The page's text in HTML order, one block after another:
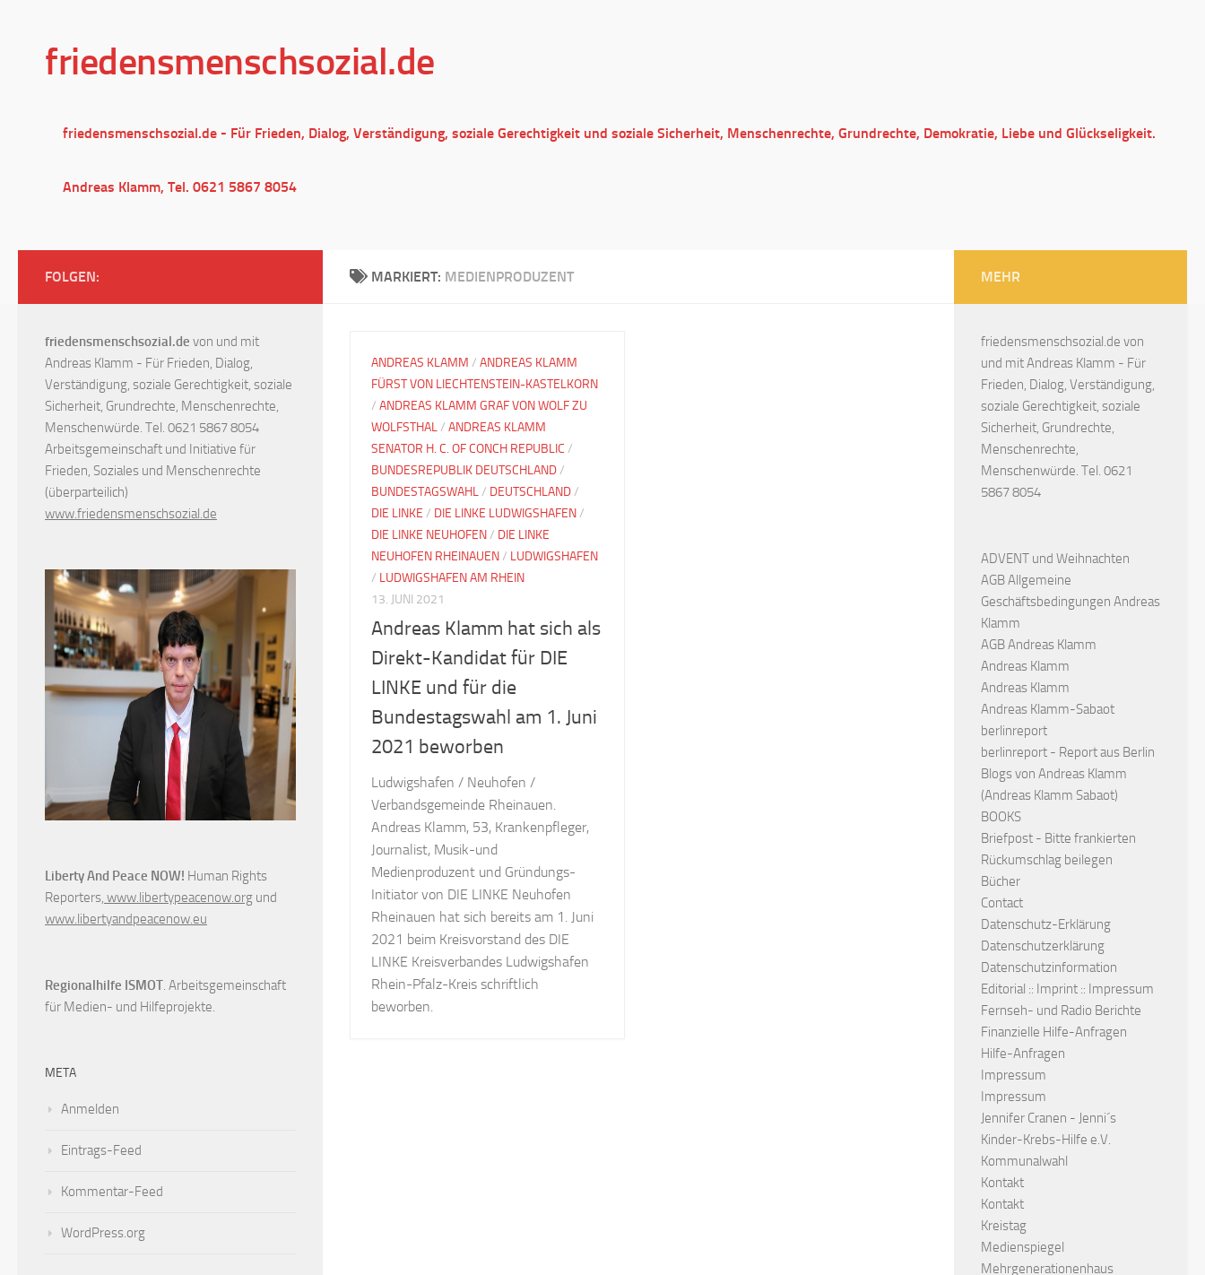
friedensmenschsozial.de
friedensmenschsozial.de - Für Frieden, Dialog, Verständigung, soziale Gerechtigkeit und soziale Sicherheit, Menschenrechte, Grundrechte, Demokratie, Liebe und Glückseligkeit.
Andreas Klamm, Tel. 0621 5867 8054
MARKIERT: MEDIENPRODUZENT
ANDREAS KLAMM / ANDREAS KLAMM
FÜRST VON LIECHTENSTEIN-KASTELKORN
/ ANDREAS KLAMM GRAF VON WOLF ZU
WOLFSTHAL/ ANDREAS KLAMM
SENATOR H. C. OF CONCH REPUBLIC /
BUNDESREPUBLIK DEUTSCHLAND/
BUNDESTAGSWAHL/ DEUTSCHLAND/
DIE LINKE / DIE LINKE LUDWIGSHAFEN/
DIE LINKE NEUHOFEN/ DIE LINKE
NEUHOFEN RHEINAUEN/ LUDWIGSHAFEN
/ LUDWIGSHAFEN AM RHEIN
13. JUNI 2021
Andreas Klamm hat sich als
Direkt-Kandidat für DIE
LINKE und für die
Bundestagswahl am 1. Juni
2021 beworben
Ludwigshafen / Neuhofen /
Verbandsgemeinde Rheinauen.
Andreas Klamm, 53, Krankenpfleger,
Journalist, Musik-und
Medienproduzent und Gründungs-
Initiator von DIE LINKE Neuhofen
Rheinauen hat sich bereits am 1. Juni
2021 beim Kreisvorstand des DIE
LINKE Kreisverbandes Ludwigshafen
Rhein-Pfalz-Kreis schriftlich
beworben.
FOLGEN:
friedensmenschsozial.de von und mit
Andreas Klamm - Für Frieden, Dialog,
Verständigung, soziale Gerechtigkeit, soziale
Sicherheit, Grundrechte, Menschenrechte,
Menschenwürde. Tel. 0621 5867 8054
Arbeitsgemeinschaft und Initiative für
Frieden, Soziales und Menschenrechte
(überparteilich)
www.friedensmenschsozial.de
Liberty And Peace NOW! Human Rights
Reporters, www.libertypeacenow.org und
www.libertyandpeacenow.eu
Regionalhilfe ISMOT. Arbeitsgemeinschaft
für Medien- und Hilfeprojekte.
META
Anmelden
Eintrags-Feed
Kommentar-Feed
WordPress.org
MEHR
friedensmenschsozial.de von
und mit Andreas Klamm - Für
Frieden, Dialog, Verständigung,
soziale Gerechtigkeit, soziale
Sicherheit, Grundrechte,
Menschenrechte,
Menschenwürde. Tel. 0621
5867 8054
ADVENT und Weihnachten
AGB Allgemeine
Geschäftsbedingungen Andreas
Klamm
AGB Andreas Klamm
Andreas Klamm
Andreas Klamm
Andreas Klamm-Sabaot
berlinreport
berlinreport - Report aus Berlin
Blogs von Andreas Klamm
(Andreas Klamm Sabaot)
BOOKS
Briefpost - Bitte frankierten
Rückumschlag beilegen
Bücher
Contact
Datenschutz-Erklärung
Datenschutzerklärung
Datenschutzinformation
Editorial :: Imprint :: Impressum
Fernseh- und Radio Berichte
Finanzielle Hilfe-Anfragen
Hilfe-Anfragen
Impressum
Impressum
Jennifer Cranen - Jenni´s
Kinder-Krebs-Hilfe e.V.
Kommunalwahl
Kontakt
Kontakt
Kreistag
Medienspiegel
Mehrgenerationenhaus